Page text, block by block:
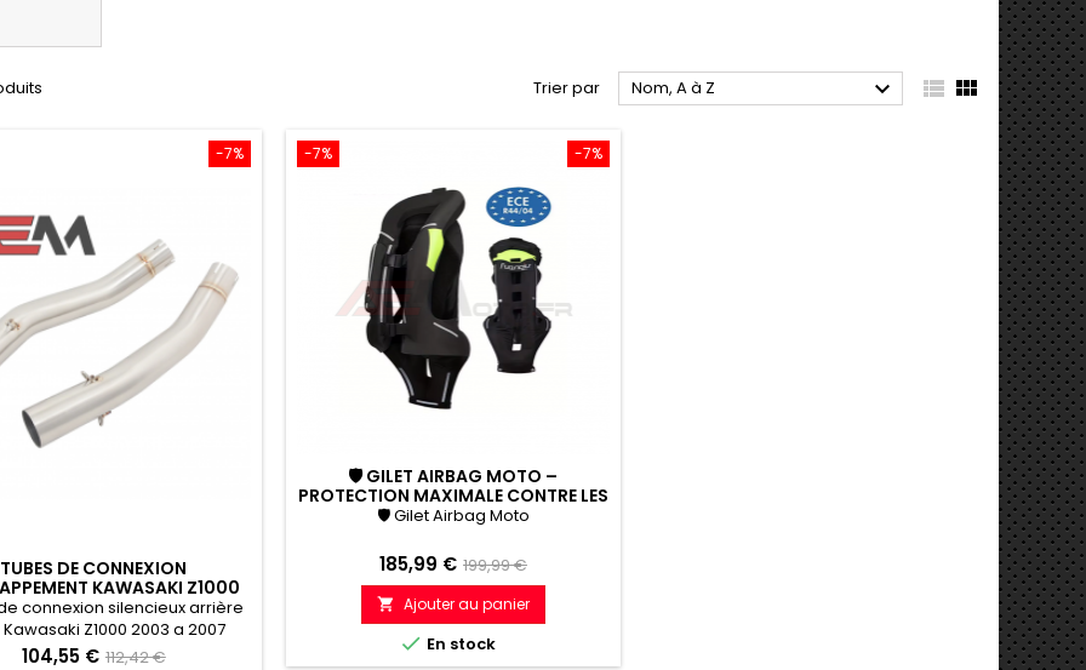
Trier par Nom, A à Z   
-7%
TUBES DE CONNEXION
KAWASAKI Z1000
2003 - 2007
connexion silencieux arrière
Z1000 2003 a 2007
Prix
104,55 € Prix
112,42 €
-7%
-7%
🛡 GILET AIRBAG MOTO –
PROTECTION MAXIMALE CONTRE LES
CHUTES ET CHOCS
🛡 Gilet Airbag Moto
Prix
185,99 € Prix
de
référence
199,99 €
 Ajouter au panier
 En stock